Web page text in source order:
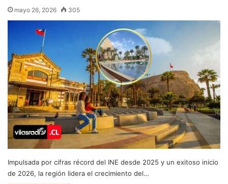
mayo 26, 2026 305
Impulsada por cifras récord del INE desde 2025 y un exitoso inicio
de 2026, la región lidera el crecimiento del…